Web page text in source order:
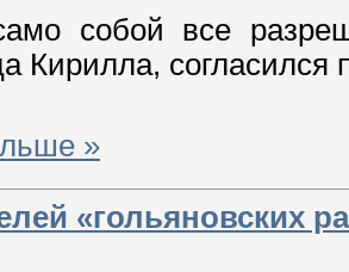
собой все
Кирилла, согласился
»
«гольяновских